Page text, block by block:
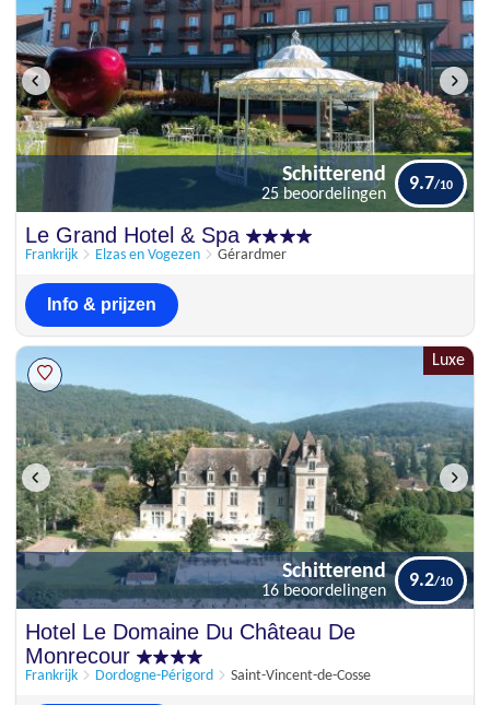
Schitterend
25 beoordelingen
Le Grand Hotel & Spa
Frankrijk Elzas en Vogezen Gérardmer
Schitterend
25 beoordelingen
9.7
Info & prijzen
Luxe
Schitterend
Hotel Le Domaine Du Château De
Monrecour
Frankrijk Dordogne-Périgord Saint-Vincent-de-Cosse
Schitterend
16 beoordelingen
9.2